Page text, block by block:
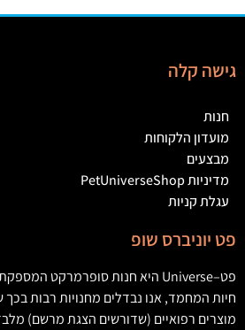
גישה קלה
חנות
מועדון הלקוחות
מבצעים
מדיניות PetUniverseShop
עגלת קניות
פט יוניברס שופ
פט–
Universe היא חנות סופרמרקט המספקת
חיות המחמד,אנו נבדלים מחנויות רבות
מוצרים רפואיים (שדורשים הצגת מרשם)